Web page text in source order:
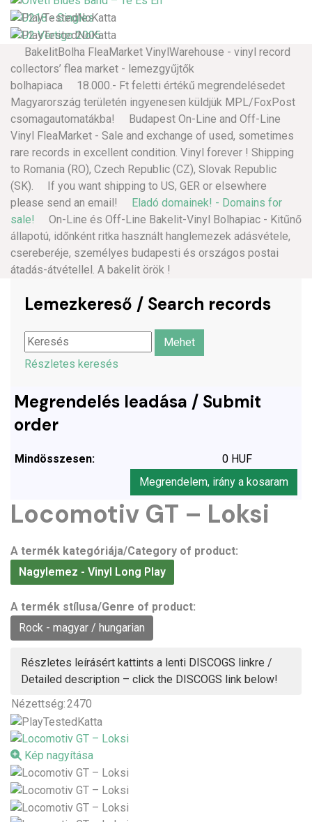
BakelitBolha FleaMarket VinylWarehouse - vinyl record
collectors’ flea market - lemezgyűjtők
bolhapiaca 18.000.- Ft feletti értékű megrendelésedet
Magyarország területén ingyenesen küldjük MPL/FoxPost
csomagautomatákba! Budapest On-Line and Off-Line
Vinyl FleaMarket - Sale and exchange of used, sometimes
rare records in excellent condition. Vinyl forever ! Shipping
to Romania (RO), Czech Republic (CZ), Slovak Republic
(SK). If you want shipping to US, GER or elsewhere
please send an email! Eladó domainek! - Domains for
sale!
On-Line és Off-Line Bakelit-Vinyl Bolhapiac - Kitűnő
állapotú, időnként ritka használt hanglemezek adásvétele,
csereberéje, személyes budapesti és országos postai
átadás-átvétellel. A bakelit örök !
Lemezkereső / Search records
Részletes keresés
Megrendelés leadása / Submit
order
Mindösszesen:
0 HUF
Megrendelem, irány a kosaram
Locomotiv GT – Loksi
A termék kategóriája/Category of product:
Nagylemez - Vinyl Long Play
A termék stílusa/Genre of product:
Rock - magyar / hungarian
Részletes leírásért kattints a lenti DISCOGS linkre /
Detailed description – click the DISCOGS link below!
Nézettség: 2470
Kép nagyítása